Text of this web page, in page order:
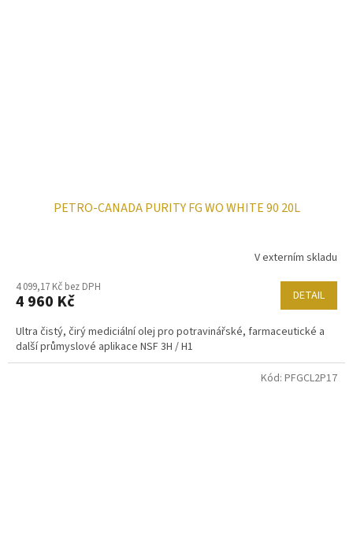
PETRO-CANADA PURITY FG WO WHITE 90 20L
V externím skladu
4 099,17 Kč bez DPH
4 960 Kč DETAIL
Ultra čistý, čirý mediciální olej pro potravinářské, farmaceutické a
další průmyslové aplikace NSF 3H / H1
Kód: PFGCL2P17